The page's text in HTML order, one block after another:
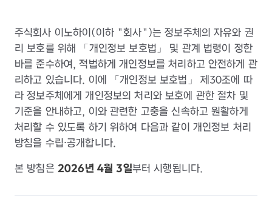
주식회사 이노하이(이하 "회사")는 정보주체의 자유와 권
리 보호를 위해 「개인정보 보호법」 및 관계 법령이 정한
바를 준수하여, 적법하게 개인정보를 처리하고 안전하게 관
리하고 있습니다. 이에 「개인정보 보호법」 제30조에 따
라 정보주체에게 개인정보의 처리와 보호에 관한 절차 및
기준을 안내하고, 이와 관련한 고충을 신속하고 원활하게
처리할 수 있도록 하기 위하여 다음과 같이 개인정보 처리
방침을 수립·공개합니다.
본 방침은 2026년 4월 3일부터 시행됩니다.